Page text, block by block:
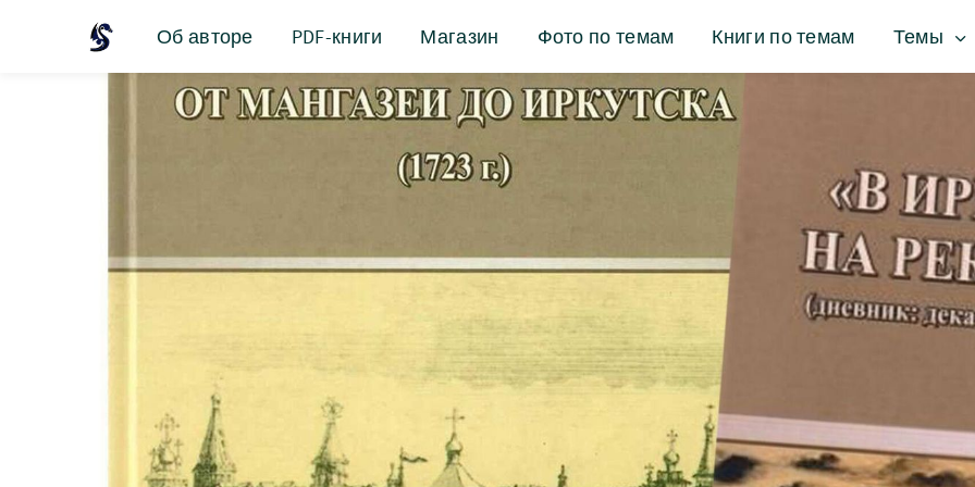
Об авторе PDF-книги Магазин Фото по темам Книги по темам Темы